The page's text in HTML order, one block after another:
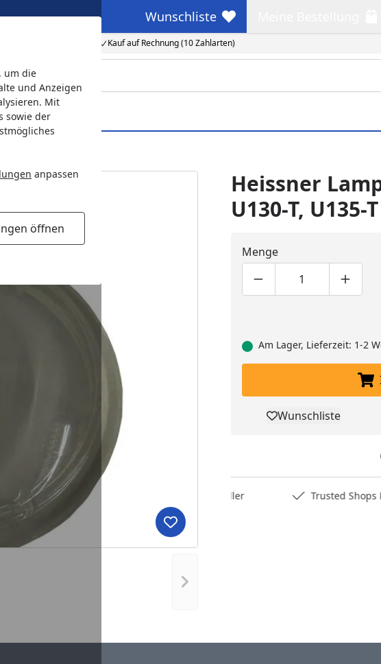
um die
und Anzeigen
Mit
sowie der
anpassen
öffnen
Kauf auf Rechnung (10 Zahlarten)
Wunschliste
Wunschliste
Nächstes Bild anzeigen
Produkt zur Wunschliste hinzufügen
Heissner
U130-T, U135-
Menge
Produktmenge um
Am Lager, Lieferzeit: 1-2
Produkt zur
Wunschliste
Deutschlands bester Händler Trusted Shops